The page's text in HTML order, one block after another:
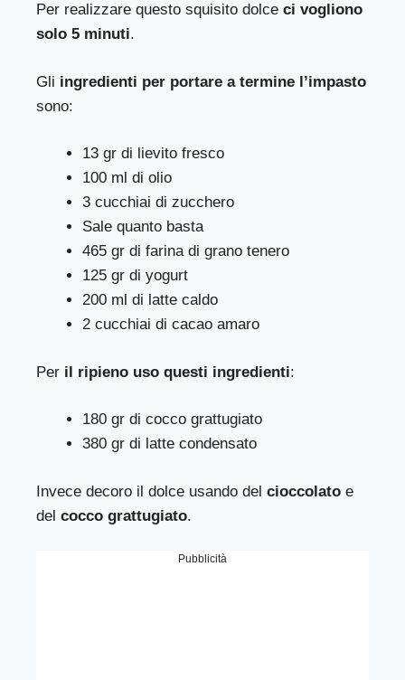
Per realizzare questo squisito dolce ci vogliono
solo 5 minuti.
Gli ingredienti per portare a termine l’impasto
sono:
13 gr di lievito fresco
100 ml di olio
3 cucchiai di zucchero
Sale quanto basta
465 gr di farina di grano tenero
125 gr di yogurt
200 ml di latte caldo
2 cucchiai di cacao amaro
Per il ripieno uso questi ingredienti:
180 gr di cocco grattugiato
380 gr di latte condensato
Invece decoro il dolce usando delcioccolato e
del cocco grattugiato.
Pubblicità